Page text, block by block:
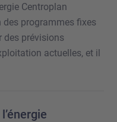
Centroplan
programmes fixes
des prévisions
actuelles, et il